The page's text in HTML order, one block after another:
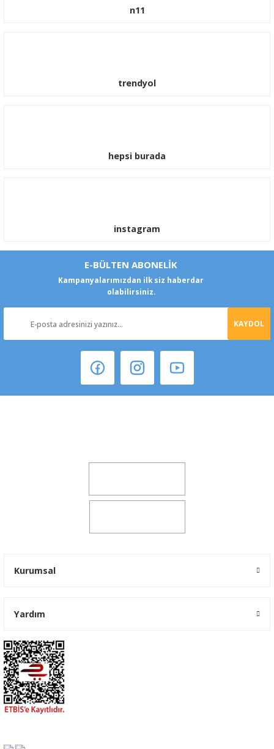
n11
trendyol
hepsi burada
instagram
E-BÜLTEN ABONELİK
Kampanyalarımızdan ilk siz haberdar
olabilirsiniz.
KAYDOL
Kurumsal
Yardım